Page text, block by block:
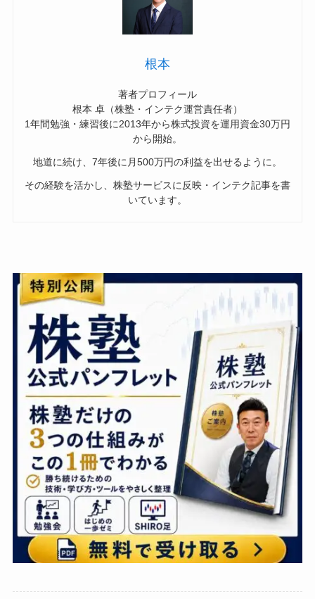
根本
著者プロフィール
根本 卓（株塾・インテク運営責任者）
1年間勉強・練習後に2013年から株式投資を運用資金30万円
から開始。
地道に続け、7年後に月500万円の利益を出せるように。
その経験を活かし、株塾サービスに反映・インテク記事を書
いています。